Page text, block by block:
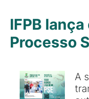
IFPB
Processo
A